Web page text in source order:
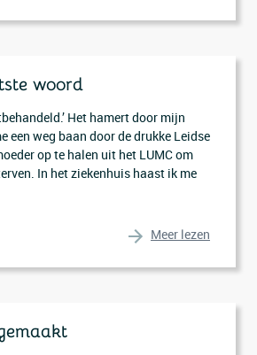
woord
Het hamert door mijn
een weg baan door de drukke Leidse
op te halen uit het LUMC om
In het ziekenhuis haast ik me
Meer lezen